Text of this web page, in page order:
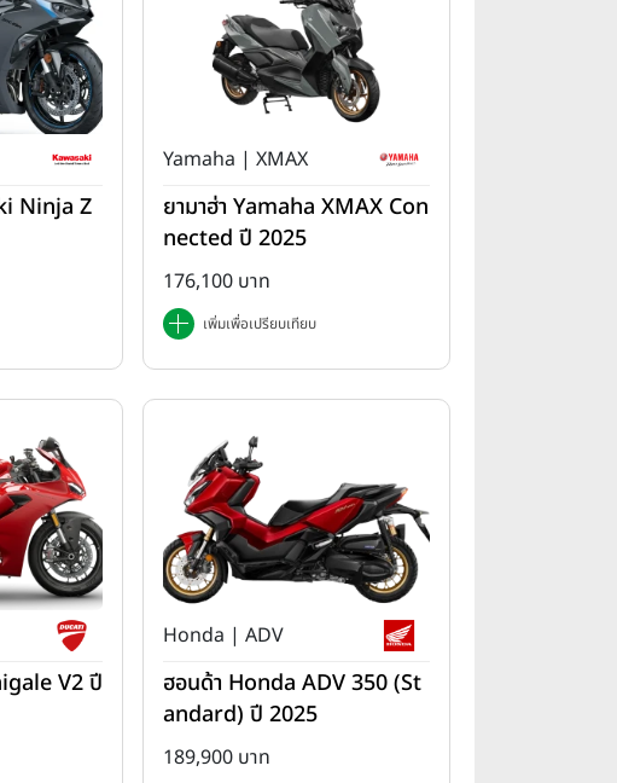
Ninja Z
Yamaha | XMAX
ยามาฮ่า Yamaha XMAX Con
nected ปี 2025
176,100 บาท
เพิ่มเพื่อเปรียบเทียบ
V2 ปี
Honda | ADV
ฮอนด้า Honda ADV 350 (St
andard) ปี 2025
189,900 บาท